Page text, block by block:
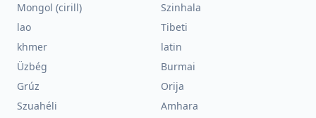
Mongol (cirill)
Szinhala
lao
Tibeti
khmer
latin
Üzbég
Burmai
Grúz
Orija
Szuahéli
Amhara